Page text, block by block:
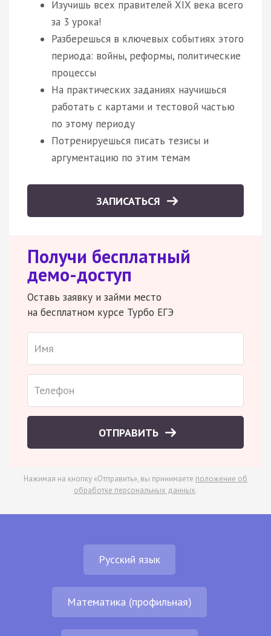
Изучишь всех правителей XIX века всего
за 3 урока!
Разберешься в ключевых событиях этого
периода: войны, реформы, политические
процессы
На практических заданиях научишься
работать с картами и тестовой частью
по этому периоду
Потренируешься писать тезисы и
аргументацию по этим темам
ЗАПИСАТЬСЯ
Получи бесплатный
демо-доступ
Оставь заявку и займи место
на бесплатном курсе Турбо ЕГЭ
ОТПРАВИТЬ
Нажимая на кнопку «Отправить», вы принимаете положение об
обработке персональных данных.
Русский язык
Математика (профильная)